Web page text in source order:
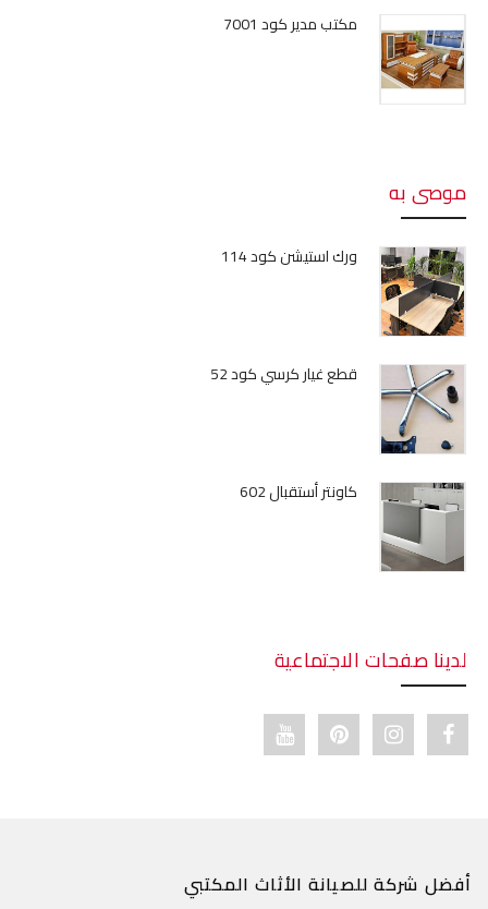
مكتب مدير كود 7001
موصى به
ورك استيشن كود 114
قطع غيار كرسي كود 52
كاونتر أستقبال 602
لدينا صفحات الاجتماعية
Facebook link
Instagram link
Pinterest link
أفضل شركة للصيانة الأثاث المكتبي